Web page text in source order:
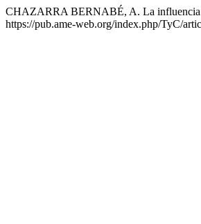
CHAZARRA BERNABÉ, A. La influencia
https://pub.ame-web.org/index.php/TyC/